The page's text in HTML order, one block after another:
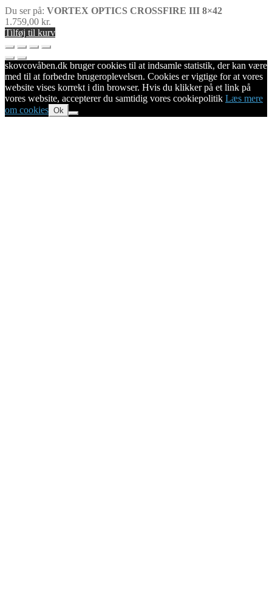
Du ser på: VORTEX OPTICS CROSSFIRE III 8×42
1.759,00 kr.
Tilføj til kurv
skovcovåben.dk bruger cookies til at indsamle statistik, der kan være
med til at forbedre brugeroplevelsen. Cookies er vigtige for at vores
website vises korrekt i din browser. Hvis du klikker på et link på
vores website, accepterer du samtidig vores cookiepolitik Læs mere
om cookies Ok